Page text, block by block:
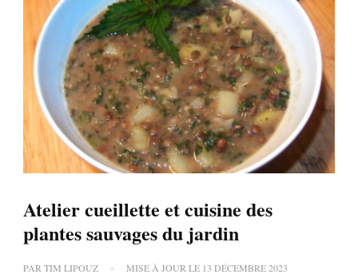
Atelier cueillette et cuisine des
plantes sauvages du jardin
PARTIM LIPOUZ MISE À JOUR LE 13 DÉCEMBRE 2023